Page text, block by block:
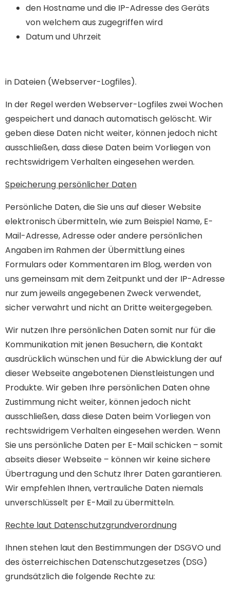
den Hostname und die IP-Adresse des Geräts
von welchem aus zugegriffen wird
Datum und Uhrzeit
in Dateien (Webserver-Logfiles).
In der Regel werden Webserver-Logfiles zwei Wochen
gespeichert und danach automatisch gelöscht. Wir
geben diese Daten nicht weiter, können jedoch nicht
ausschließen, dass diese Daten beim Vorliegen von
rechtswidrigem Verhalten eingesehen werden.
Speicherung persönlicher Daten
Persönliche Daten, die Sie uns auf dieser Website
elektronisch übermitteln, wie zum Beispiel Name, E-
Mail-Adresse, Adresse oder andere persönlichen
Angaben im Rahmen der Übermittlung eines
Formulars oder Kommentaren im Blog, werden von
uns gemeinsam mit dem Zeitpunkt und der IP-Adresse
nur zum jeweils angegebenen Zweck verwendet,
sicher verwahrt und nicht an Dritte weitergegeben.
Wir nutzen Ihre persönlichen Daten somit nur für die
Kommunikation mit jenen Besuchern, die Kontakt
ausdrücklich wünschen und für die Abwicklung der auf
dieser Webseite angebotenen Dienstleistungen und
Produkte. Wir geben Ihre persönlichen Daten ohne
Zustimmung nicht weiter, können jedoch nicht
ausschließen, dass diese Daten beim Vorliegen von
rechtswidrigem Verhalten eingesehen werden. Wenn
Sie uns persönliche Daten per E-Mail schicken – somit
abseits dieser Webseite – können wir keine sichere
Übertragung und den Schutz Ihrer Daten garantieren.
Wir empfehlen Ihnen, vertrauliche Daten niemals
unverschlüsselt per E-Mail zu übermitteln.
Rechte laut Datenschutzgrundverordnung
Ihnen stehen laut den Bestimmungen der DSGVO und
des österreichischen Datenschutzgesetzes (DSG)
grundsätzlich die folgende Rechte zu: